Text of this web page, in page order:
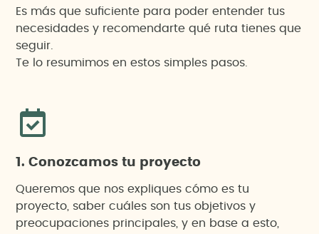
Es más que suficiente para poder entender tus
necesidades y recomendarte qué ruta tienes que
seguir.
Te lo resumimos en estos simples pasos.
1. Conozcamos tu proyecto
Queremos que nos expliques cómo es tu
proyecto, saber cuáles son tus objetivos y
preocupaciones principales, y en base a esto,